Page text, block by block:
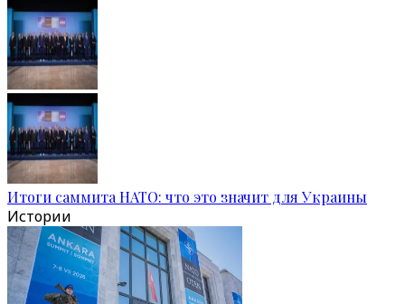
Итоги саммита НАТО: что это значит для Украины
Истории